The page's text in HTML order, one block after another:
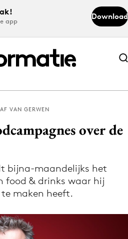
app
Download
Abonneer nu
Abonneer nu
via de Adformatie
app
VAN GERWEN
over de
bijna-maandelijks het
food & drinks waar hij
maken heeft.